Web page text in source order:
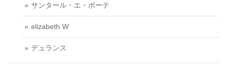
サンタール・エ・ボーテ
elizabeth W
デュランス